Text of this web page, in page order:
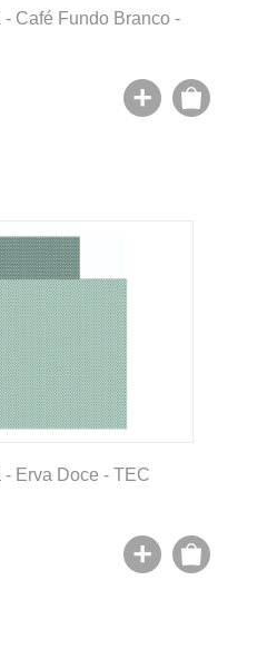
Café Fundo Branco -
Erva Doce - TEC